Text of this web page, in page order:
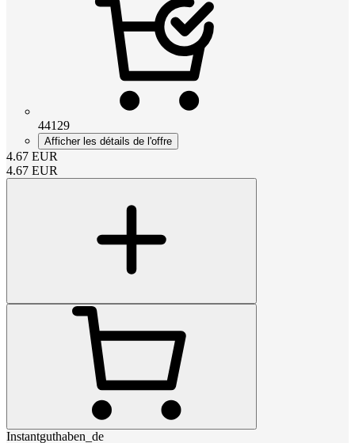
44129
Afficher les détails de l'offre
4.67 EUR
4.67 EUR
Instantguthaben_de